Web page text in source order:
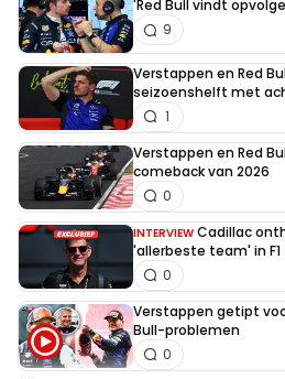
'Red Bull vindt
9
Verstappen en Red
seizoenshelft met
1
Verstappen en Red
comeback van 2026
0
INTERVIEW Cadillac
'allerbeste team' in
0
Verstappen getipt
Bull-problemen
0